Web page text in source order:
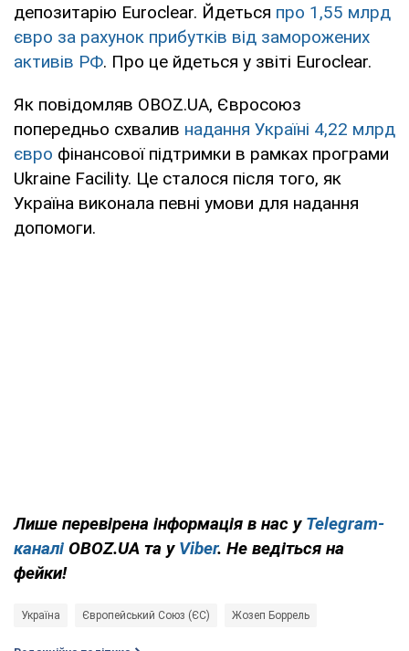
депозитарію Euroclear. Йдеться про 1,55 млрд
євро за рахунок прибутків від заморожених
активів РФ. Про це йдеться у звіті Euroclear.
Як повідомляв OBOZ.UA, Євросоюз
попередньо схвалив надання Україні 4,22 млрд
євро фінансової підтримки в рамках програми
Ukraine Facility. Це сталося після того, як
Україна виконала певні умови для надання
допомоги.
Лише перевірена інформація в нас у Telegram-
каналі OBOZ.UA та у Viber. Не ведіться на
фейки!
Україна Європейський Союз (ЄС) Жозеп Боррель